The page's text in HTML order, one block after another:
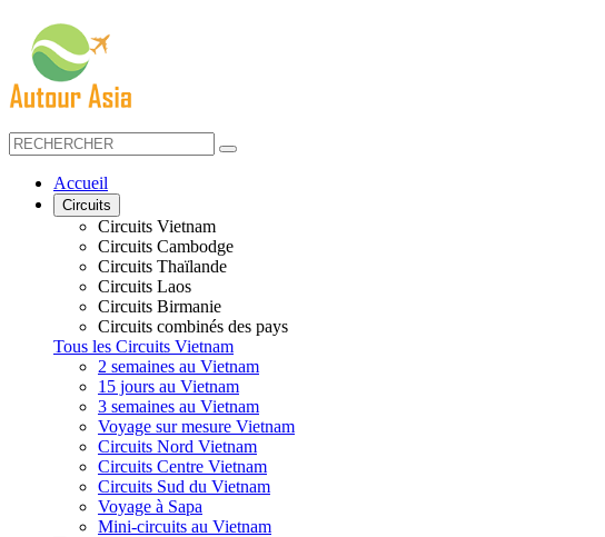
Accueil
Circuits
Circuits Vietnam
Circuits Cambodge
Circuits Thaïlande
Circuits Laos
Circuits Birmanie
Circuits combinés des pays
Tous les Circuits Vietnam
2 semaines au Vietnam
15 jours au Vietnam
3 semaines au Vietnam
Voyage sur mesure Vietnam
Circuits Nord Vietnam
Circuits Centre Vietnam
Circuits Sud du Vietnam
Voyage à Sapa
Mini-circuits au Vietnam